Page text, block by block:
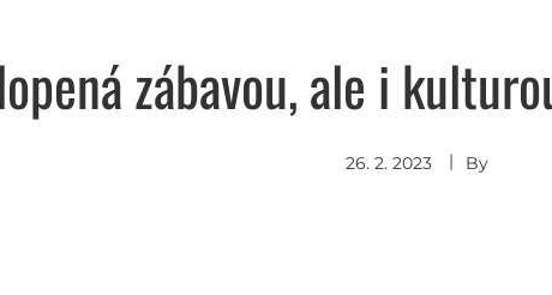
zábavou, ale i
26. 2. 2023 By